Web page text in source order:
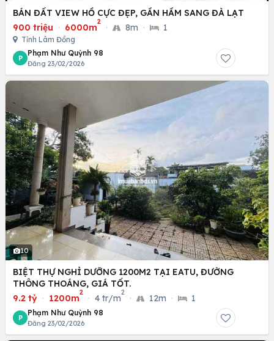
BÁN ĐẤT VIEW HỒ CỰC ĐẸP, GẦN HẦM SANG ĐÀ LẠT
900 triệu · 6000m
2
· 8m · 1
Tỉnh Lâm Đồng
P
Phạm Như Quỳnh 98
Đăng 23/02/2026
10
BIỆT THỰ NGHỈ DƯỠNG 1200M2 TẠI EATU, ĐƯỜNG
THÔNG THOÁNG, GIÁ TỐT.
9.2 tỷ · 1200m
2
· 4 tr/m
2
· 12m · 1
P
Phạm Như Quỳnh 98
Đăng 23/02/2026